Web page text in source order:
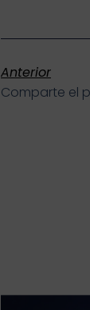
Anterior
Comparte el